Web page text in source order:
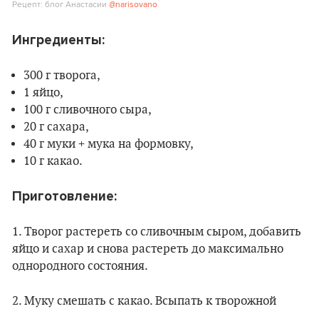
Рецепт: блог Анастасии @narisovano.
Ингредиенты:
300 г творога,
1 яйцо,
100 г сливочного сыра,
20 г сахара,
40 г муки + мука на формовку,
10 г какао.
Приготовление:
1. Творог растереть со сливочным сыром, добавить
яйцо и сахар и снова растереть до максимально
однородного состояния.
2. Муку смешать с какао. Всыпать к творожной